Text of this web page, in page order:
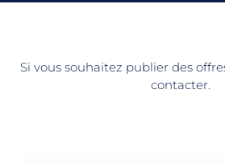
Si vous souhaitez publier des
contacter.